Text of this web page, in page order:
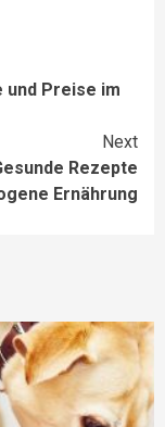
und Preise im
Next
Rezepte
Ernährung